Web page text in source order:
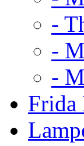
-
-
-
Frida